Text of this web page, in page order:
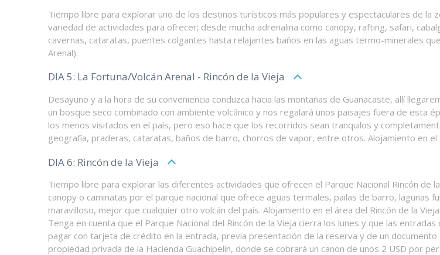
Tiempo libre para explorar uno de los destinos turísticos más populares y espectaculares de la
variedad de actividades para ofrecer; desde mucha adrenalina como canopy, rafting, safari,
cavernas, cataratas, puentes colgantes hasta relajantes baños en las aguas termo-minerales
Arenal).
DIA 5: La Fortuna/Volcán Arenal - Rincón de la Vieja
Desayuno y a la hora de su conveniencia conduzca hacia las montañas de Guanacaste, allí
un bosque seco combinado con ambiente volcánico y nos regalará unos paisajes fuera de esta
los menos visitados en el país, pero eso hace que los recorridos sean tranquilos y
geografía, praderas, cataratas, baños de barro, chorros de vapor, entre otros. Alojamiento en el
DIA 6: Rincón de la Vieja
Tiempo libre para explorar las diferentes actividades que ofrecen el Parque Nacional Rincón de
canopy o caminatas por el parque nacional que ofrece aguas termales, pailas de barro, lagunas
maravilloso, mejor que cualquier otro volcán del país. Alojamiento en el área del Rincón de la Vieja.
Tenga en cuenta que el Parque Nacional del Rincón de la Vieja cierra los lunes y que las
pagar con tarjeta de crédito en la entrada, previa presentación de la reserva y de un
propiedad privada de la Hacienda Guachipelín, donde se cobrará un canon de unos 2 USD por